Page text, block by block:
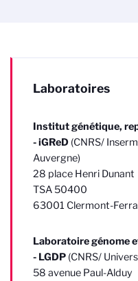
Laboratoires
Institut génétique,
- iGReD (CNRS/
Auvergne)
28 place Henri Dunant
TSA 50400
63001 Clermont-
Laboratoire génome
- LGDP (CNRS/
58 avenue Paul-Alduy